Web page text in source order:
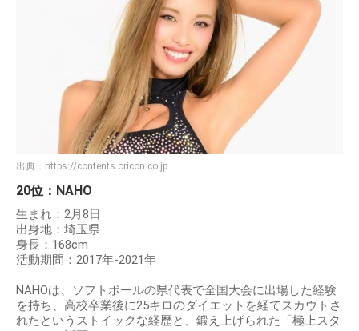
出典： https://contents.oricon.co.jp
20位：NAHO
生まれ：2月8日
出身地：埼玉県
身長：168cm
活動期間：2017年-2021年
NAHOは、ソフトボールの県代表で全国大会に出場した経験
を持ち、高校卒業後に25キロのダイエットを経てスカウトさ
れたというストイックな経歴と、鍛え上げられた「極上スタ